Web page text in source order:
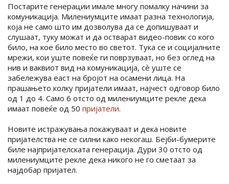
Постарите генерации имале многу помалку начини за
комуникација. Милениумците имаат разна технологија,
која не само што им дозволува да се допишуваат и
слушаат, туку можат и да остварат видео-повик со кого
било, на кое било место во светот. Тука се и социјалните
мрежи, кои уште повеќе ги поврзуваат, но без оглед на
нив и ваквиот вид на комуникација, сѐ уште се
забележува еаст на бројот на осамени лица. На
прашањето колку пријатели имаат, најчест одговор било
од 1 до 4. Само 6 отсто од милениумците рекле дека
имаат повеќе од 50 пријатели.
Новите истражувања покажуваат и дека новите
пријателства не се силни како некогаш. Бејби-бумерите
биле најпријателската генерација. Дури 30 отсто од
милениумците рекле дека никого не го сметаат за
најдобар пријател.